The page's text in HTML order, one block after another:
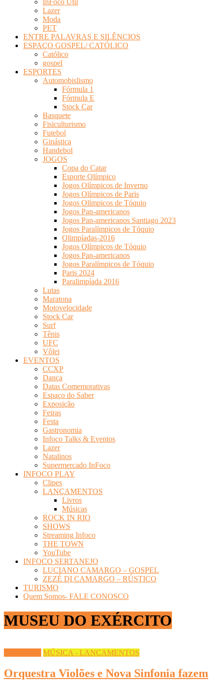
InFoco Útil
Lazer
Moda
PET
ENTRE PALAVRAS E SILÊNCIOS
ESPAÇO GOSPEL/ CATÓLICO
Católico
gospel
ESPORTES
Automobislismo
Fórmula 1
Fórmula E
Stock Car
Basquete
Fisiculturismo
Futebol
Ginástica
Handebol
JOGOS
Copa do Catar
Esporte Olímpico
Jogos Olímpicos de Inverno
Jogos Olímpicos de Paris
Jogos Olímpicos de Tóquio
Jogos Pan-americanos
Jogos Pan-americanos Santiago 2023
Jogos Paralímpicos de Tóquio
Olimpíadas-2016
Jogos Olímpicos de Tóquio
Jogos Pan-americanos
Jogos Paralímpicos de Tóquio
Paris 2024
Paralimpíada 2016
Lutas
Maratona
Motovelocidade
Stock Car
Surf
Tênis
UFC
Vôlei
EVENTOS
CCXP
Dança
Datas Comemorativas
Espaço do Saber
Exposição
Feiras
Festa
Gastronomia
Infoco Talks & Eventos
Lazer
Natalinos
Supermercado InFoco
INFOCO PLAY
Clipes
LANÇAMENTOS
Livros
Músicas
ROCK IN RIO
SHOWS
Streaming Infoco
THE TOWN
YouTube
INFOCO SERTANEJO
LUCIANO CAMARGO – GOSPEL
ZEZÉ DI CAMARGO – RÚSTICO
TURISMO
Quem Somos- FALE CONOSCO
MUSEU DO EXÉRCITO
MÚSICA - LANÇAMENTOS
Orquestra Violões e Nova Sinfonia fazem